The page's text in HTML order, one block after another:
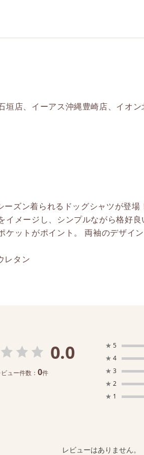
垣店、イーアス沖縄豊崎店、イオ
ズン着られるドッグシャツが登場
イメージし、シンプルながら格好良
ケットがポイント。 両袖のデザイ
レタン
0.0
ュー件数： 0件
★ 5
★ 4
★ 3
★ 2
★ 1
レビューはありません。